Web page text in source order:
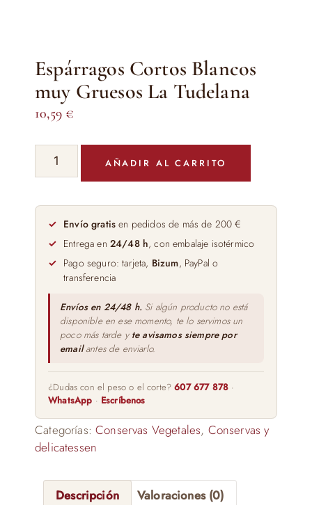
Espárragos Cortos Blancos
muy Gruesos La Tudelana
10,59 €
Espárragos
Cortos
muy
Gruesos
Tudelana
cantidad
AÑADIR AL CARRITO
Envío gratis en pedidos de más de 200 €
Entrega en 24/48 h, con embalaje isotérmico
Pago seguro: tarjeta, Bizum, PayPal o
transferencia
Envíos en 24/48 h. Si algún producto no está
disponible en ese momento, te lo servimos un
poco más tarde y te avisamos siempre por
emailantes de enviarlo.
¿Dudas con el peso o el corte?607 677 878 ·
WhatsApp · Escríbenos
Categorías:Conservas Vegetales, Conservas y
delicatessen
Descripción Valoraciones (0)